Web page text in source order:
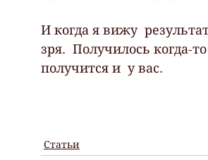
И когда я вижу
зря.  Получилось когда-
получится и  у вас.
Статьи